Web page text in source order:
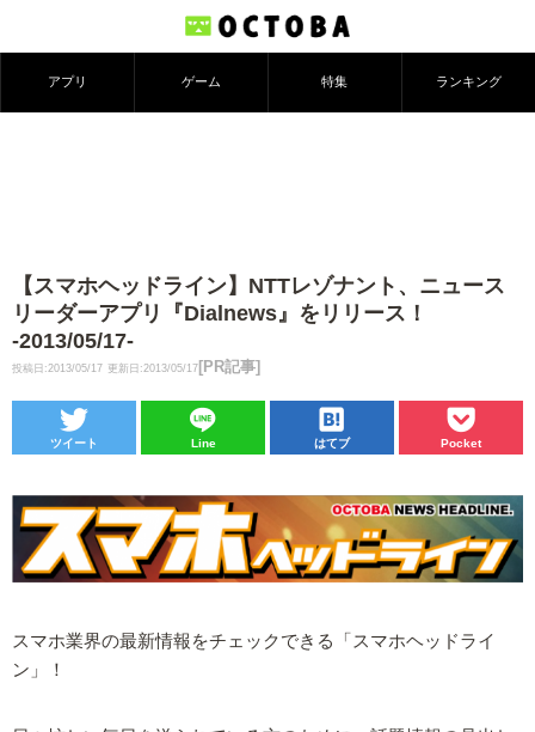
アプリ ゲーム 特集 ランキング
【スマホヘッドライン】NTTレゾナント、ニュース
リーダーアプリ『Dialnews』をリリース！
-2013/05/17-
投稿日:2013/05/17 更新日:2013/05/17 [PR記事]
ツイート Line はてブ Pocket
スマホ業界の最新情報をチェックできる「スマホヘッドライ
ン」！